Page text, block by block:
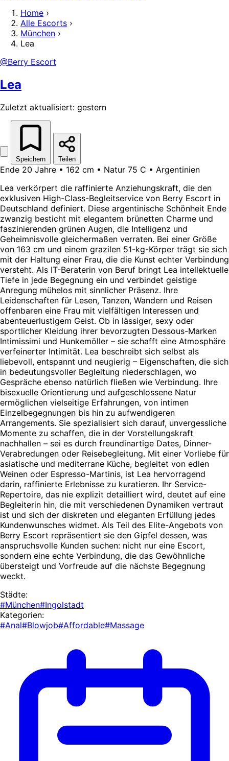
Home ›
Alle Escorts ›
München ›
Lea
@Berry Escort
Lea
Zuletzt aktualisiert: gestern
Speichern Teilen
Ende 20 Jahre • 162 cm • Natur 75 C • Argentinien
Lea verkörpert die raffinierte Anziehungskraft, die den
exklusiven High-Class-Begleitservice von Berry Escort in
Deutschland definiert. Diese argentinische Schönheit Ende
zwanzig besticht mit elegantem brünetten Charme und
faszinierenden grünen Augen, die Intelligenz und
Geheimnisvolle gleichermaßen verraten. Bei einer Größe
von 163 cm und einem grazilen 51-kg-Körper trägt sie sich
mit der Haltung einer Frau, die die Kunst echter Verbindung
versteht. Als IT-Beraterin von Beruf bringt Lea intellektuelle
Tiefe in jede Begegnung ein und verbindet geistige
Anregung mühelos mit sinnlicher Präsenz. Ihre
Leidenschaften für Lesen, Tanzen, Wandern und Reisen
offenbaren eine Frau mit vielfältigen Interessen und
abenteuerlustigem Geist. Ob in lässiger, sexy oder
sportlicher Kleidung ihrer bevorzugten Dessous-Marken
Intimissimi und Hunkemöller – sie schafft eine Atmosphäre
verfeinerter Intimität. Lea beschreibt sich selbst als
liebevoll, entspannt und neugierig – Eigenschaften, die sich
in bedeutungsvoller Begleitung niederschlagen, wo
Gespräche ebenso natürlich fließen wie Verbindung. Ihre
bisexuelle Orientierung und aufgeschlossene Natur
ermöglichen vielseitige Erfahrungen, von intimen
Einzelbegegnungen bis hin zu aufwendigeren
Arrangements. Sie spezialisiert sich darauf, unvergessliche
Momente zu schaffen, die in der Vorstellungskraft
nachhallen – sei es durch freundinartige Dates, Dinner-
Verabredungen oder Reisebegleitung. Mit einer Vorliebe für
asiatische und mediterrane Küche, begleitet von edlen
Weinen oder Espresso-Martinis, ist Lea hervorragend
darin, raffinierte Erlebnisse zu kuratieren. Ihr Service-
Repertoire, das nie explizit detailliert wird, deutet auf eine
Begleiterin hin, die mit verschiedenen Dynamiken vertraut
ist und sich der diskreten und eleganten Erfüllung jedes
Kundenwunsches widmet. Als Teil des Elite-Angebots von
Berry Escort repräsentiert sie den Gipfel dessen, was
anspruchsvolle Kunden suchen: nicht nur eine Escort,
sondern eine echte Verbindung, die das Gewöhnliche
übersteigt und Vorfreude auf die nächste Begegnung
weckt.
Städte:
#München#Ingolstadt
Kategorien:
#Anal#Blowjob#Affordable#Massage